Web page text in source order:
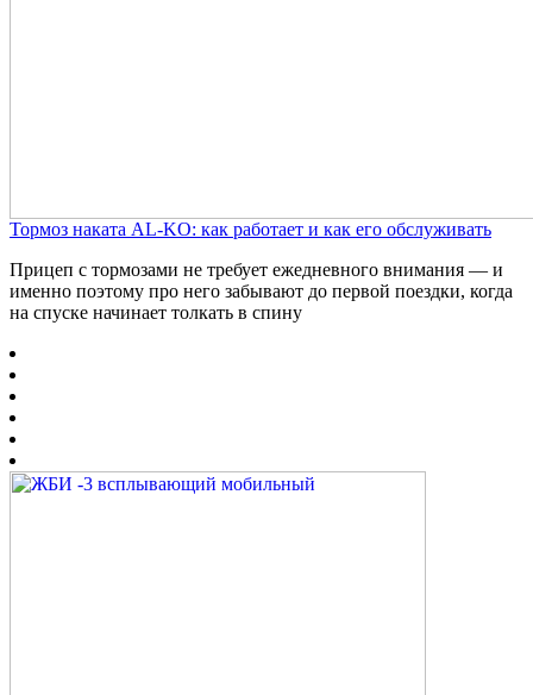
Тормоз наката AL-KO: как работает и как его обслуживать
Прицеп с тормозами не требует ежедневного внимания — и
именно поэтому про него забывают до первой поездки, когда
на спуске начинает толкать в спину